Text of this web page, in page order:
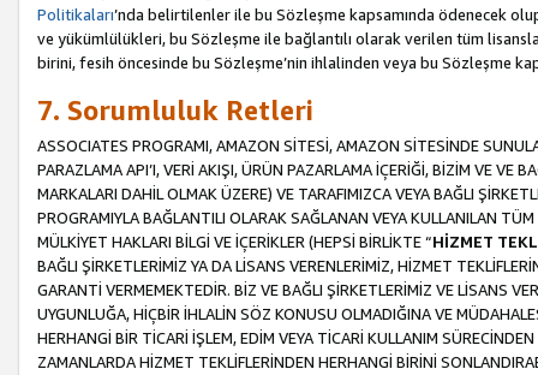
Politikaları’nda belirtilenler ile bu Sözleşme kapsamında ödenecek
ve yükümlülükleri, bu Sözleşme ile bağlantılı olarak verilen tüm
birini, fesih öncesinde bu Sözleşme’nin ihlalinden veya bu Sözleşme
7. Sorumluluk Retleri
ASSOCIATES PROGRAMI, AMAZON SİTESİ, AMAZON SİTESİNDE
PARAZLAMA API’I, VERİ AKIŞI, ÜRÜN PAZARLAMA İÇERİĞİ, BİZİM VE VE
MARKALARI DAHİL OLMAK ÜZERE) VE TARAFIMIZCA VEYA BAĞLI
PROGRAMIYLA BAĞLANTILI OLARAK SAĞLANAN VEYA KULLANILAN
MÜLKİYET HAKLARI BİLGİ VE İÇERİKLER (HEPSİ BİRLİKTE “HİZMET
BAĞLI ŞİRKETLERİMİZ YA DA LİSANS VERENLERİMİZ, HİZMET
GARANTİ VERMEMEKTEDİR. BİZ VE BAĞLI ŞİRKETLERİMİZ VE LİSANS
UYGUNLUĞA, HİÇBİR İHLALİN SÖZ KONUSU OLMADIĞINA VE
HERHANGİ BİR TİCARİ İŞLEM, EDİM VEYA TİCARİ KULLANIM
ZAMANLARDA HİZMET TEKLİFLERİNDEN HERHANGİ BİRİNİ